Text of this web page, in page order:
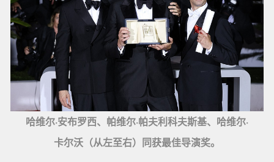
哈维尔·安布罗西、帕维尔·帕夫利科夫斯基、哈维尔·
卡尔沃（从左至右）同获最佳导演奖。